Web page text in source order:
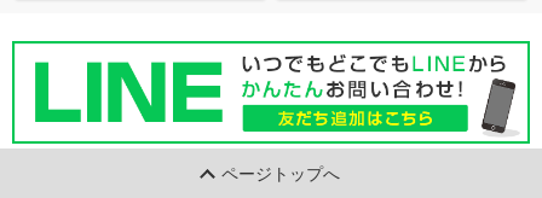
ページトップへ